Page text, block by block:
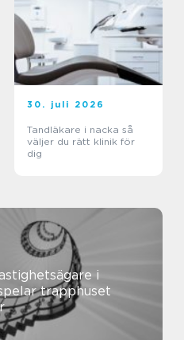
30. juli 2026
Tandläkare i nacka så
väljer du rätt klinik för
dig
i
trapphuset